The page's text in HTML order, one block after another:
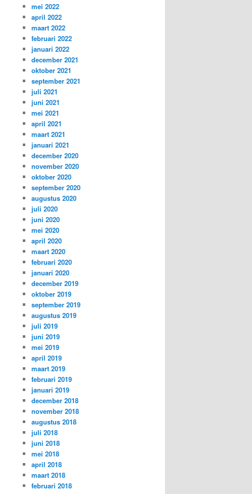
mei 2022
april 2022
maart 2022
februari 2022
januari 2022
december 2021
oktober 2021
september 2021
juli 2021
juni 2021
mei 2021
april 2021
maart 2021
januari 2021
december 2020
november 2020
oktober 2020
september 2020
augustus 2020
juli 2020
juni 2020
mei 2020
april 2020
maart 2020
februari 2020
januari 2020
december 2019
oktober 2019
september 2019
augustus 2019
juli 2019
juni 2019
mei 2019
april 2019
maart 2019
februari 2019
januari 2019
december 2018
november 2018
augustus 2018
juli 2018
juni 2018
mei 2018
april 2018
maart 2018
februari 2018